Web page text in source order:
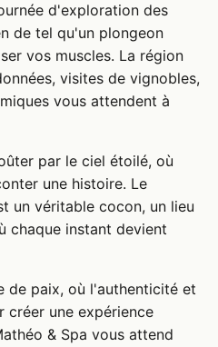
d'exploration des
de tel qu'un plongeon
vos muscles. La région
visites de vignobles,
vous attendent à
par le ciel étoilé, où
une histoire. Le
un véritable cocon, un lieu
chaque instant devient
de paix, où l'authenticité et
créer une expérience
& Spa vous attend